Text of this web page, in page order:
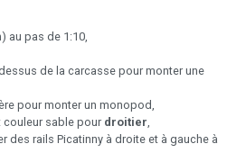
au pas de 1:10,
de la carcasse pour monter une
pour monter un monopod,
couleur sable pour droitier,
des rails Picatinny à droite et à gauche à